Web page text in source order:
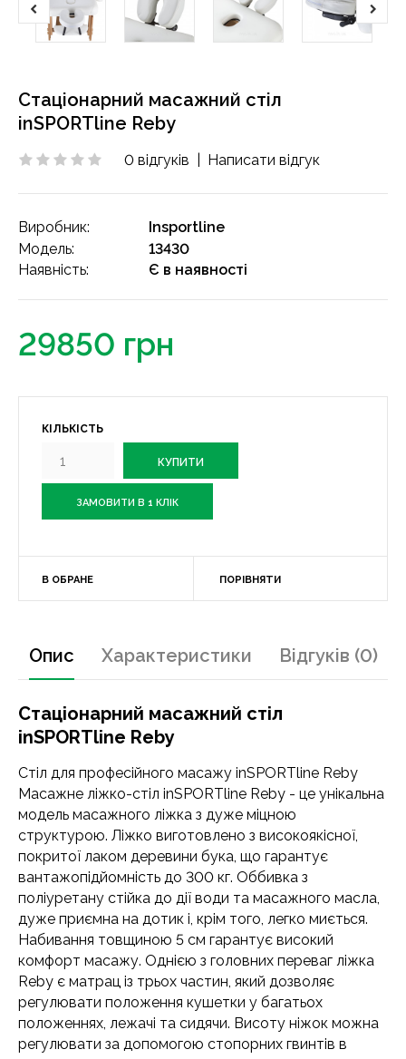
Стаціонарний масажний стіл
inSPORTline Reby
0 відгуків Написати відгук
Виробник:
Insportline
Модель:
13430
Наявність:
Є в наявності
29850 грн
КІЛЬКІСТЬ
ЗАМОВИТИ В 1 КЛІК
В ОБРАНЕ ПОРІВНЯТИ
Опис Характеристики Відгуків (0)
Стаціонарний масажний стіл
inSPORTline Reby
Стіл для професійного масажу inSPORTline Reby
Масажне ліжко-стіл inSPORTline Reby - це унікальна
модель масажного ліжка з дуже міцною
структурою. Ліжко виготовлено з високоякісної,
покритої лаком деревини бука, що гарантує
вантажопідйомність до 300 кг. Оббивка з
поліуретану стійка до дії води та масажного масла,
дуже приємна на дотик і, крім того, легко миється.
Набивання товщиною 5 см гарантує високий
комфорт масажу. Однією з головних переваг ліжка
Reby є матрац із трьох частин, який дозволяє
регулювати положення кушетки у багатьох
положеннях, лежачі та сидячи. Висоту ніжок можна
регулювати за допомогою стопорних гвинтів в